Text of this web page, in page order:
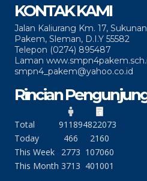
KONTAK KAMI
Jalan Kaliurang Km. 17,
Pakem, Sleman, D.I.Y 55582
Telepon (0274) 895487
Laman
smpn4_pakem@yahoo.co.id
Rincian
Total 911894822073
Today
466
2160
This Week
2773 107060
This Month 3713 401001